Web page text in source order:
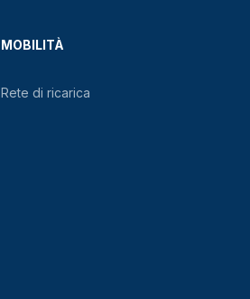
MOBILITÀ
Rete di ricarica